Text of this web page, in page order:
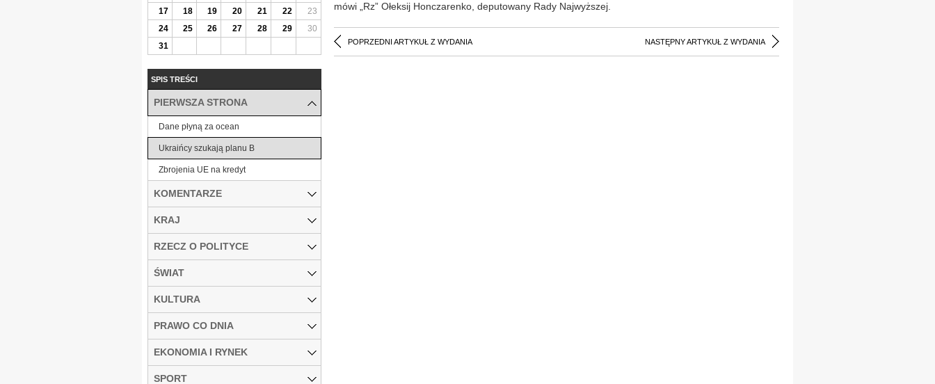
mówi „Rz” Ołeksij Honczarenko, deputowany Rady Najwyższej.
POPRZEDNI ARTYKUŁ Z WYDANIA NASTĘPNY ARTYKUŁ Z WYDANIA
17
18 19 20 21 22
23
24
25 26 27 28 29
30
31
SPIS TREŚCI
PIERWSZA STRONA
Dane płyną za ocean
Ukraińcy szukają planu B
Zbrojenia UE na kredyt
KOMENTARZE
KRAJ
RZECZ O POLITYCE
ŚWIAT
KULTURA
PRAWO CO DNIA
EKONOMIA I RYNEK
SPORT